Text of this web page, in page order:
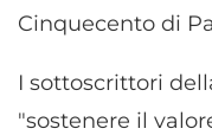
Cinquecento di
I sottoscrittori
"sostenere il